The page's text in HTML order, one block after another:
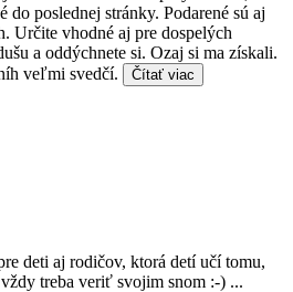
do poslednej stránky. Podarené sú aj
Určite vhodné aj pre dospelých
a oddýchnete si. Ozaj si ma získali.
veľmi svedčí.
Čítať viac
deti aj rodičov, ktorá detí učí tomu,
treba veriť svojim snom :-) ...